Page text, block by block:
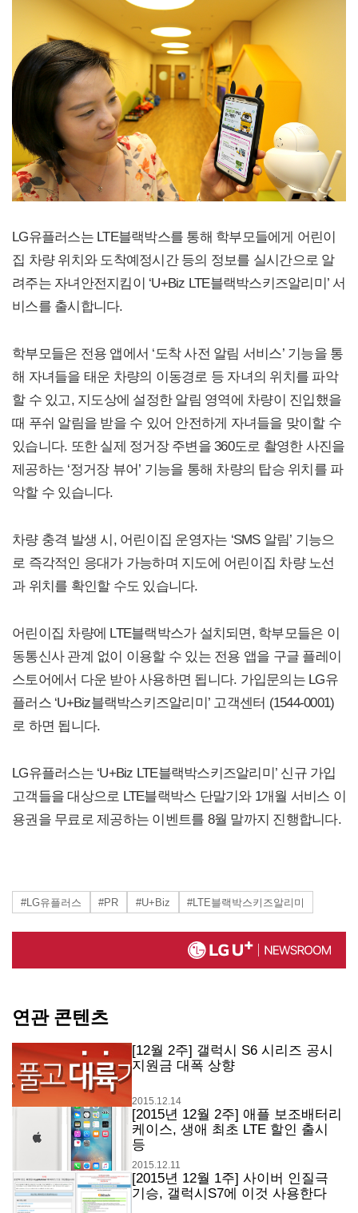
LG유플러스는 LTE블랙박스를 통해 학부모들에게 어린이
집 차량 위치와 도착예정시간 등의 정보를 실시간으로 알
려주는 자녀안전지킴이 ‘U+Biz LTE블랙박스키즈알리미’ 서
비스를 출시합니다.
학부모들은 전용 앱에서 ‘도착 사전 알림 서비스’ 기능을 통
해 자녀들을 태운 차량의 이동경로 등 자녀의 위치를 파악
할 수 있고, 지도상에 설정한 알림 영역에 차량이 진입했을
때 푸쉬 알림을 받을 수 있어 안전하게 자녀들을 맞이할 수
있습니다. 또한 실제 정거장 주변을 360도로 촬영한 사진을
제공하는 ‘정거장 뷰어’ 기능을 통해 차량의 탑승 위치를 파
악할 수 있습니다.
차량 충격 발생 시, 어린이집 운영자는 ‘SMS 알림’ 기능으
로 즉각적인 응대가 가능하며 지도에 어린이집 차량 노선
과 위치를 확인할 수도 있습니다.
어린이집 차량에 LTE블랙박스가 설치되면, 학부모들은 이
동통신사 관계 없이 이용할 수 있는 전용 앱을 구글 플레이
스토어에서 다운 받아 사용하면 됩니다. 가입문의는 LG유
플러스 ‘U+Biz블랙박스키즈알리미’ 고객센터 (1544-0001)
로 하면 됩니다.
LG유플러스는 ‘U+Biz LTE블랙박스키즈알리미’ 신규 가입
고객들을 대상으로 LTE블랙박스 단말기와 1개월 서비스 이
용권을 무료로 제공하는 이벤트를 8월 말까지 진행합니다.
#LG유플러스 #PR #U+Biz #LTE블랙박스키즈알리미
연관 콘텐츠
[12월 2주] 갤럭시 S6 시리즈 공시
지원금 대폭 상향
2015.12.14
[2015년 12월 2주] 애플 보조배터리
케이스, 생애 최초 LTE 할인 출시
등
2015.12.11
[2015년 12월 1주] 사이버 인질극
기승, 갤럭시S7에 이것 사용한다